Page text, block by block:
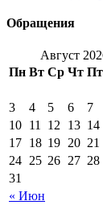
Обращения
Август
Пн Вт Ср Чт Пт
« Июн
3
4 5 6 7
10 11 12 13 14
17 18 19 20 21
24 25 26 27 28
31